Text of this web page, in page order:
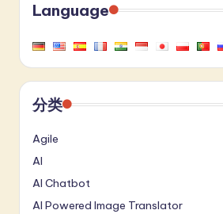
Language
分类
Agile
AI
AI Chatbot
AI Powered Image Translator